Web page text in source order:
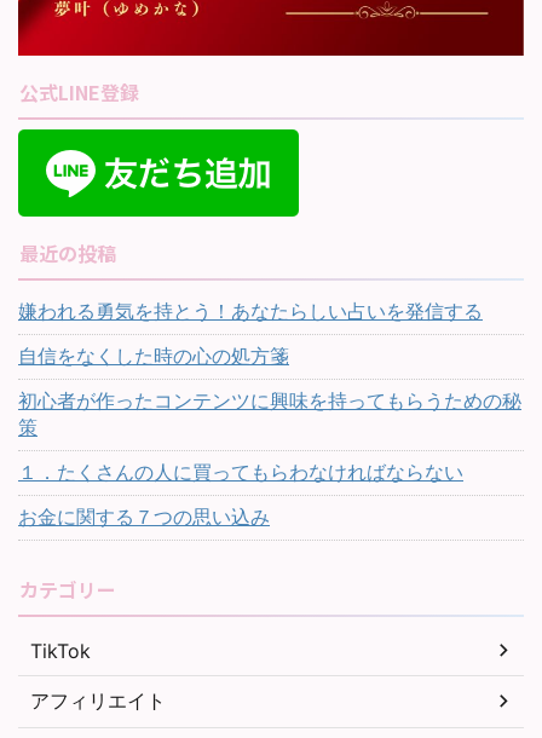
公式LINE登録
最近の投稿
嫌われる勇気を持とう！あなたらしい占いを発信する
自信をなくした時の心の処方箋
初心者が作ったコンテンツに興味を持ってもらうための秘
策
１．たくさんの人に買ってもらわなければならない
お金に関する７つの思い込み
カテゴリー
TikTok
アフィリエイト